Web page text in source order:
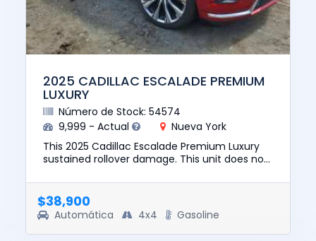
2025 CADILLAC ESCALADE PREMIUM
LUXURY
Número de Stock: 54574
9,999 - Actual
Nueva York
This 2025 Cadillac Escalade Premium Luxury
sustained rollover damage. This unit does not
this vehicle was...
$38,900
Automática 4x4 Gasoline